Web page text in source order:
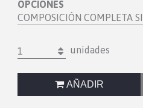
OPCIONES
COMPOSICIÓN COMPLETA
1 unidades
AÑADIR